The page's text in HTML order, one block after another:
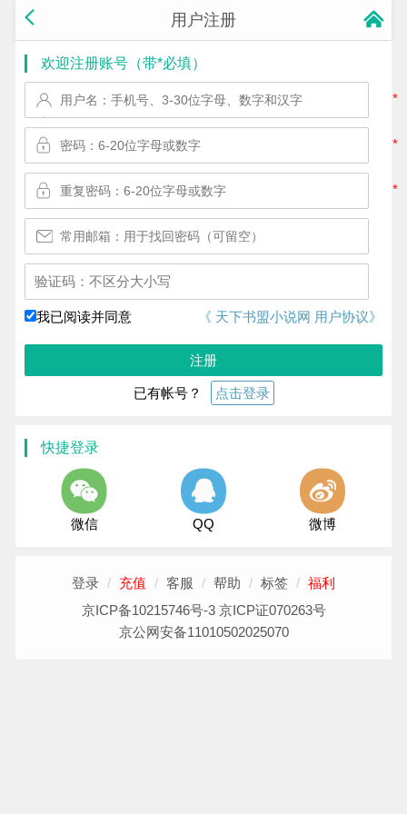
用户注册
欢迎注册账号（带*必填）
*
*
*
我已阅读并同意 《 天下书盟小说网 用户协议》
注册
已有帐号？ 点击登录
快捷登录
微信 QQ 微博
登录 / 充值 / 客服 / 帮助 / 标签 / 福利
京ICP备10215746号-3 京ICP证070263号
京公网安备11010502025070